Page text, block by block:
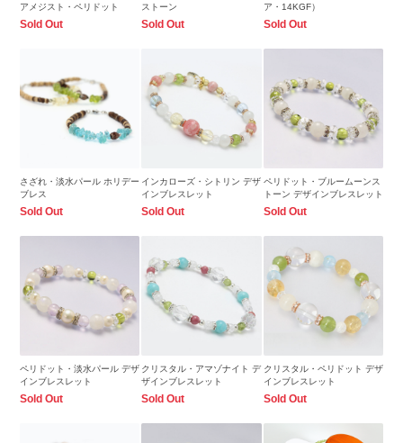
アメジスト・ペリドット
Sold Out
ストーン
Sold Out
ア・14KGF）
Sold Out
さざれ・淡水パール ホリデー
ブレス
Sold Out
インカローズ・シトリン デザ
インブレスレット
Sold Out
ペリドット・ブルームーンス
トーン デザインブレスレット
Sold Out
ペリドット・淡水パール デザ
インブレスレット
Sold Out
クリスタル・アマゾナイト デ
ザインブレスレット
Sold Out
クリスタル・ペリドット デザ
インブレスレット
Sold Out